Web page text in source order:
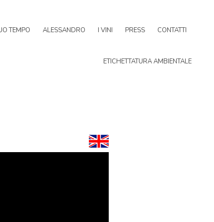
TEMPO ALESSANDRO I VINI PRESS CONTATTI
ETICHETTATURA AMBIENTALE